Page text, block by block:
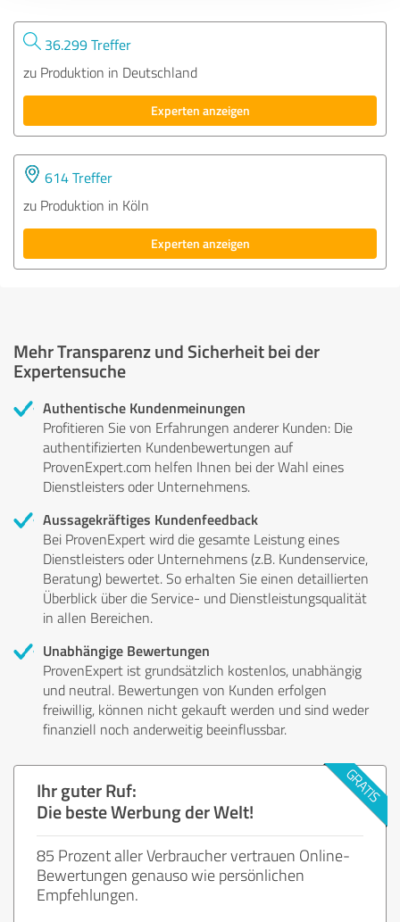
36.299 Treffer
zu Produktion in Deutschland
Experten anzeigen
614 Treffer
zu Produktion in Köln
Experten anzeigen
Mehr Transparenz und Sicherheit bei der
Expertensuche
Authentische Kundenmeinungen
Profitieren Sie von Erfahrungen anderer Kunden: Die
authentifizierten Kundenbewertungen auf
ProvenExpert.com helfen Ihnen bei der Wahl eines
Dienstleisters oder Unternehmens.
Aussagekräftiges Kundenfeedback
Bei ProvenExpert wird die gesamte Leistung eines
Dienstleisters oder Unternehmens (z.B. Kundenservice,
Beratung) bewertet. So erhalten Sie einen detaillierten
Überblick über die Service- und Dienstleistungsqualität
in allen Bereichen.
Unabhängige Bewertungen
ProvenExpert ist grundsätzlich kostenlos, unabhängig
und neutral. Bewertungen von Kunden erfolgen
freiwillig, können nicht gekauft werden und sind weder
finanziell noch anderweitig beeinflussbar.
Ihr guter Ruf:
Die beste Werbung der Welt!
85 Prozent aller Verbraucher vertrauen Online-
Bewertungen genauso wie persönlichen
Empfehlungen.